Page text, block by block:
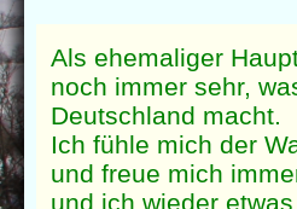
Als ehemaliger
noch immer sehr,
Deutschland macht.
Ich fühle mich der
und freue mich
und ich wieder